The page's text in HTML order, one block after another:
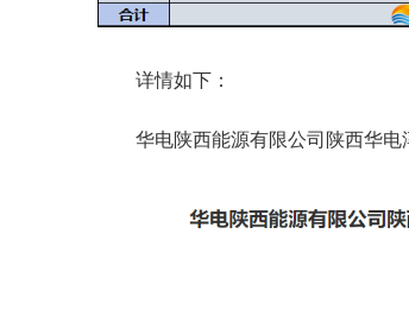
详情如下：
华电陕西能源有限公司陕西华电